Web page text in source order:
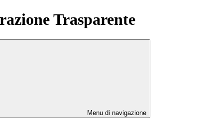
Trasparente
Menu di navigazione